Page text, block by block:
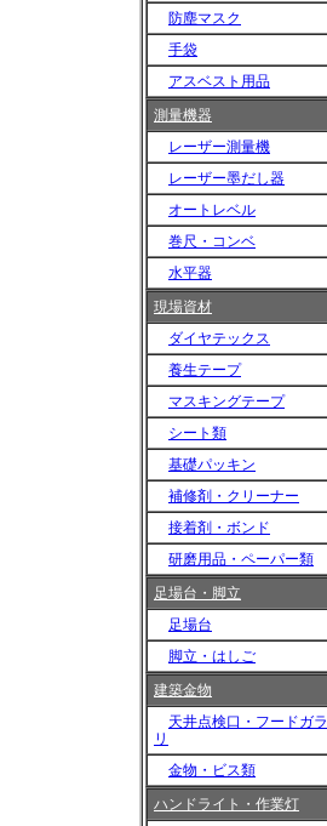
防塵マスク
手袋
アスベスト用品
測量機器
レーザー測量機
レーザー墨だし器
オートレベル
巻尺・コンベ
水平器
現場資材
ダイヤテックス
養生テープ
マスキングテープ
シート類
基礎パッキン
補修剤・クリーナー
接着剤・ボンド
研磨用品・ペーパー類
足場台・脚立
足場台
脚立・はしご
建築金物
天井点検口・フードガラ
リ
金物・ビス類
ハンドライト・作業灯